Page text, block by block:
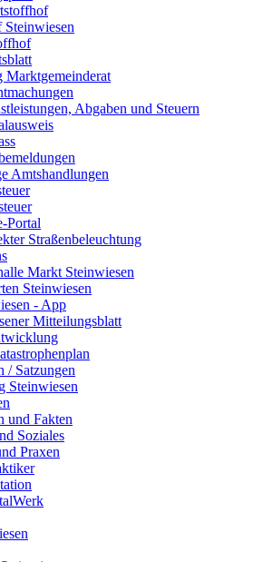
Steinwiesen
Marktgemeinderat
Abgaben und Steuern
Amtshandlungen
Portal
Straßenbeleuchtung
Markt Steinwiesen
Steinwiesen
- App
Mitteilungsblatt
/ Satzungen
Steinwiesen
und Fakten
Soziales
Praxen